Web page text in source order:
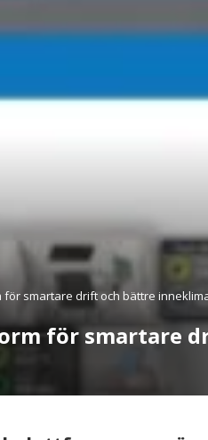
för smartare drift och bättre
för smartare